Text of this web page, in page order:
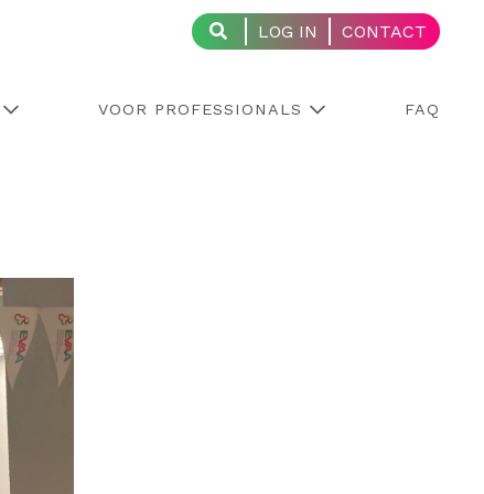
CONTACT
LOG IN
VOOR PROFESSIONALS FAQ